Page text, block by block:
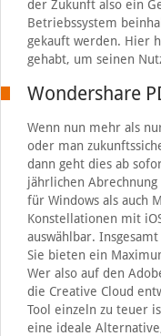
der Zukunft also ein
Betriebssystem
gekauft werden. Hier
gehabt, um seinen
Wondershare
Wenn nun mehr als
oder man
dann geht dies ab
jährlichen
für Windows als auch
Konstellationen mit
auswählbar.
Sie bieten ein
Wer also auf den
die Creative Cloud
Tool einzeln zu teuer
eine ideale